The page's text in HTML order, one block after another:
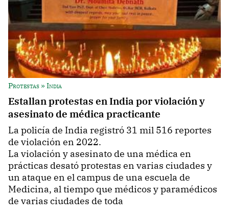
Protestas » India
Estallan protestas en India por violación y
asesinato de médica practicante
La policía de India registró 31 mil 516 reportes
de violación en 2022.
La violación y asesinato de una médica en
prácticas desató protestas en varias ciudades y
un ataque en el campus de una escuela de
Medicina, al tiempo que médicos y paramédicos
de varias ciudades de toda